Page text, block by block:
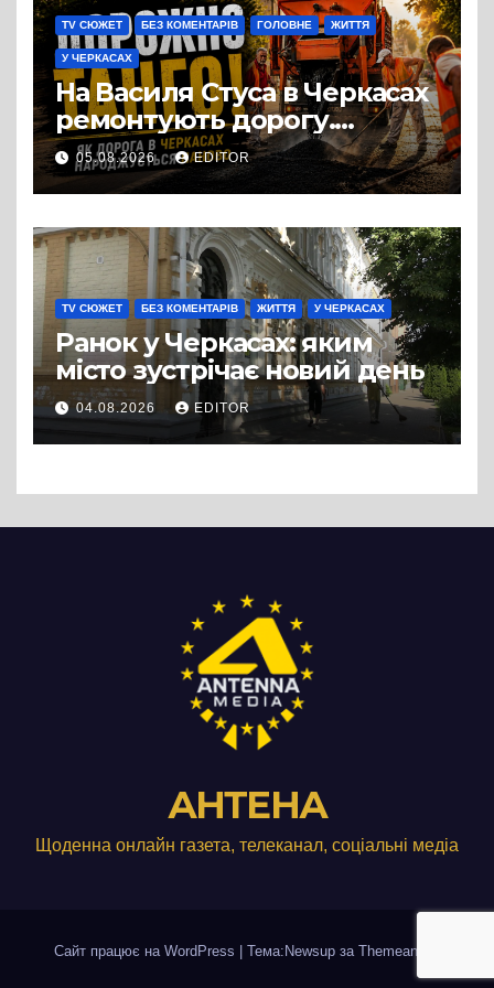
TV СЮЖЕТ БЕЗ КОМЕНТАРІВ ГОЛОВНЕ ЖИТТЯ
У ЧЕРКАСАХ
На Василя Стуса в Черкасах
ремонтують дорогу.
Роботи ведуться на ділянці
від провулка Івана Сірка до
вулиці Надпільної
05.08.2026 EDITOR
TV СЮЖЕТ БЕЗ КОМЕНТАРІВ ЖИТТЯ У ЧЕРКАСАХ
Ранок у Черкасах: яким
місто зустрічає новий день
04.08.2026 EDITOR
АНТЕНА
Щоденна онлайн газета, телеканал, соціальні медіа
Сайт працює на WordPress Тема:Newsup за Themeansar